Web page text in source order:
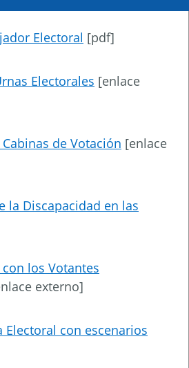
Electoral [pdf]
Electorales [enlace
de Votación [enlace
la Discapacidad en las
los Votantes
externo]
Electoral con escenarios